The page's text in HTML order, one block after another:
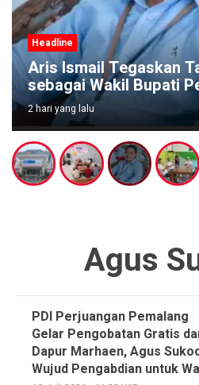
Headline
Aris Ismail Tegaskan
sebagai Wakil Bupati
2 hari yang lalu
Agus
PDI Perjuangan Pemalang
Gelar Pengobatan Gratis
Dapur Marhaen, Agus
Wujud Pengabdian untuk